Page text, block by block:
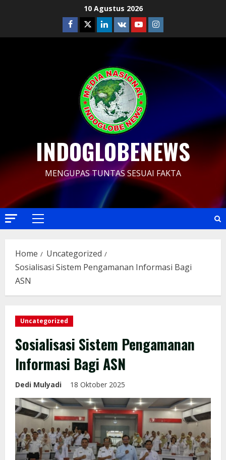
10 Agustus 2026
Facebook
TwitterLinkedin
VK YoutubeInstagram
INDOGLOBENEWS
MENGUPAS TUNTAS SESUAI FAKTA
Primary
Home
Uncategorized
Sosialisasi Sistem Pengamanan Informasi Bagi
ASN
Uncategorized
Sosialisasi Sistem Pengamanan
Informasi Bagi ASN
Dedi Mulyadi 18 Oktober 2025